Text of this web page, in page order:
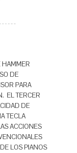
HAMMER
DE
PARA
EL TERCER
DE
TECLA
ACCIONES
LOS PIANOS